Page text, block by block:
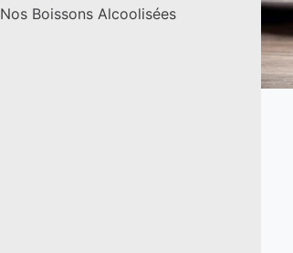
Nos Boissons Alcoolisées